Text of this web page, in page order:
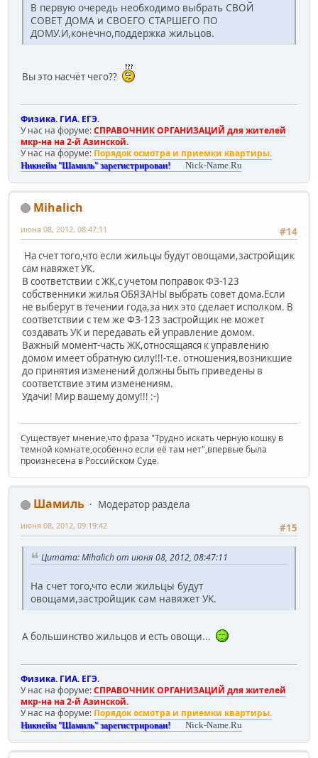
В первую очередь необходимо выбрать СВОЙ
СОВЕТ ДОМА и СВОЕГО СТАРШЕГО ПО
ДОМУ.И,конечно,поддержка жильцов.
Вы это насчёт чего??
Физика. ГИА. ЕГЭ.
У нас на форуме:СПРАВОЧНИК ОРГАНИЗАЦИЙ для жителей
мкр-на на 2-й Азинской.
У нас на форуме: Порядок осмотра и приемки квартиры.
Никнейм "Шамиль" зарегистрирован! Nick-Name.Ru
Mihalich
#14
июня 08, 2012, 08:47:11
На счет того,что если жильцы будут овощами,застройщик
сам навяжет УК.
В соответствии с ЖК,с учетом поправок ФЗ-123
собственники жилья ОБЯЗАНЫ выбрать совет дома.Если
не выберут в течении года,за них это сделает исполком. В
соответствии с тем же ФЗ-123 застройщик не может
создавать УК и передавать ей управление домом.
Важный момент-часть ЖК,относящаяся к управлению
домом имеет обратную силу!!!-т.е. отношения,возникшие
до принятия изменений должны быть приведены в
соответствие этим изменениям.
Удачи! Мир вашему дому!!! :-)
Существует мнение,что фраза "Трудно искать черную кошку в
темной комнате,особенно если её там нет",впервые была
произнесена в Российском Суде.
Шамиль
Модератор раздела
#15
июня 08, 2012, 09:19:42
Цитата: Mihalich от июня 08, 2012, 08:47:11
На счет того,что если жильцы будут
овощами,застройщик сам навяжет УК.
А большинство жильцов и есть овощи...
Физика. ГИА. ЕГЭ.
У нас на форуме:СПРАВОЧНИК ОРГАНИЗАЦИЙ для жителей
мкр-на на 2-й Азинской.
У нас на форуме: Порядок осмотра и приемки квартиры.
Никнейм "Шамиль" зарегистрирован! Nick-Name.Ru